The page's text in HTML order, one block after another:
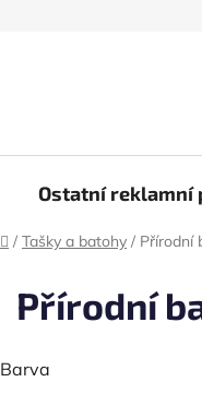
Ostatní reklamní
Domů
/ Tašky a batohy / Přírodní
Přírodní
Barva